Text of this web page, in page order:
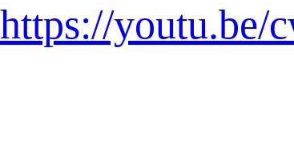
https://youtu.be/